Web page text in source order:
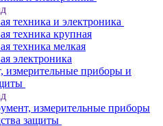
техника и электроника
техника крупная
техника мелкая
электроника
измерительные приборы и
измерительные приборы
защиты